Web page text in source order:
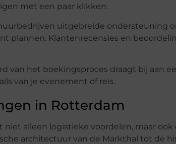
met een paar klikken.
uitgebreide ondersteuning
plannen. Klantenrecensies en
van het boekingsproces draagt bij aan
van je evenement of reis.
in Rotterdam
niet alleen logistieke voordelen, maar
architectuur van de Markthal tot de